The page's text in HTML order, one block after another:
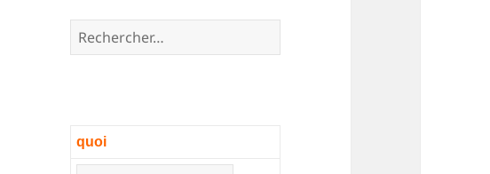
Rechercher :
quoi